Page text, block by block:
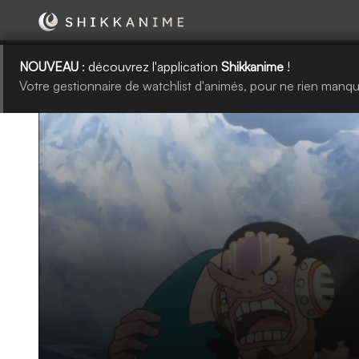
NOUVEAU : découvrez l'application Shikkanime !
Votre gestionnaire de watchlist d'animés, pour ne rien